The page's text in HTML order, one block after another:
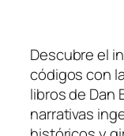
Descubre el
códigos con
libros de Dan
narrativas